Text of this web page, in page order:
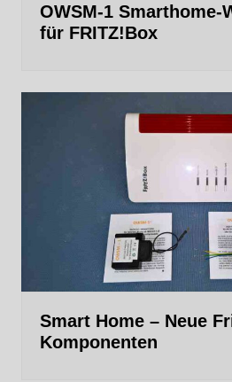
OWSM-1 Smarthome-
für FRITZ!Box
Smart Home – Neue
Komponenten